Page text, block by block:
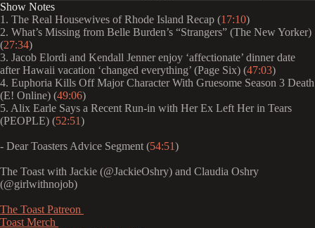
Show Notes
1. The Real Housewives of Rhode Island Recap (17:10)
2. What’s Missing from Belle Burden’s “Strangers” (The New Yorker)
(27:34)
3. Jacob Elordi and Kendall Jenner enjoy ‘affectionate’ dinner date
after Hawaii vacation ‘changed everything’ (Page Six) (47:03)
4. Euphoria Kills Off Major Character With Gruesome Season 3 Death
(E! Online) (49:06)
5. Alix Earle Says a Recent Run-in with Her Ex Left Her in Tears
(PEOPLE) (52:51)
- Dear Toasters Advice Segment (54:51)
The Toast with Jackie (@JackieOshry) and Claudia Oshry
(@girlwithnojob)
⁠⁠⁠⁠⁠⁠⁠⁠⁠⁠⁠⁠⁠⁠⁠⁠⁠⁠⁠⁠The Toast Patreon ⁠⁠⁠⁠⁠⁠⁠⁠⁠⁠⁠⁠⁠⁠⁠⁠⁠⁠⁠⁠⁠⁠⁠⁠⁠⁠⁠⁠⁠⁠⁠⁠⁠⁠⁠⁠⁠⁠⁠⁠⁠⁠⁠⁠⁠⁠⁠⁠⁠⁠⁠⁠⁠⁠⁠⁠⁠⁠⁠⁠⁠⁠⁠⁠⁠⁠⁠⁠⁠⁠⁠⁠⁠⁠⁠⁠⁠⁠⁠⁠⁠⁠⁠⁠⁠⁠⁠⁠⁠
⁠⁠⁠⁠⁠⁠⁠⁠⁠⁠⁠⁠⁠⁠⁠⁠⁠⁠⁠⁠⁠⁠⁠⁠⁠⁠⁠⁠⁠⁠⁠⁠⁠⁠⁠⁠⁠⁠⁠⁠⁠⁠⁠⁠⁠⁠⁠⁠⁠⁠⁠⁠⁠⁠⁠⁠⁠⁠⁠⁠⁠⁠⁠⁠⁠⁠⁠⁠⁠⁠⁠⁠⁠⁠⁠⁠⁠⁠⁠⁠⁠⁠⁠⁠⁠⁠⁠⁠⁠Toast Merch ⁠⁠⁠⁠⁠⁠⁠⁠⁠⁠⁠⁠⁠⁠⁠⁠⁠⁠⁠⁠⁠⁠⁠⁠⁠⁠⁠⁠⁠⁠⁠⁠⁠⁠⁠⁠⁠⁠⁠⁠⁠⁠⁠⁠⁠⁠⁠⁠⁠⁠⁠⁠⁠⁠⁠⁠⁠⁠⁠⁠⁠⁠⁠⁠⁠⁠⁠⁠⁠⁠⁠⁠⁠⁠⁠⁠⁠⁠⁠⁠⁠⁠⁠⁠⁠⁠⁠⁠⁠